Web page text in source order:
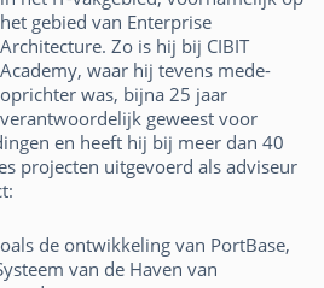
het gebied van Enterprise
Architecture. Zo is hij bij CIBIT
Academy, waar hij tevens mede-
oprichter was, bijna 25 jaar
verantwoordelijk geweest voor
en heeft hij bij meer dan 40
projecten uitgevoerd als adviseur
de ontwikkeling van PortBase,
van de Haven van